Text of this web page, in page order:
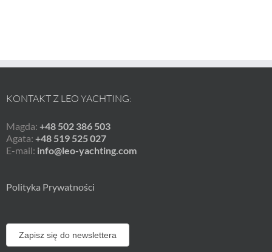
KONTAKT Z LEO YACHTING:
Magda: +48 502 386 503
Agata: +48 519 525 027
E-mail: info@leo-yachting.com
Polityka Prywatności
Zapisz się do newslettera